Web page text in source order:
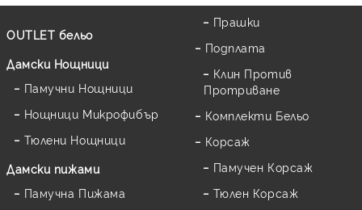
OUTLET бельо
Дамски Нощници
Памучни Нощници
Нощници Микрофибър
Тюлени Нощници
Дамски пижами
Памучна Пижама
Прашки
Подплата
Клин Против
Протриване
Комплекти Бельо
Корсаж
Памучен Корсаж
Тюлен Корсаж